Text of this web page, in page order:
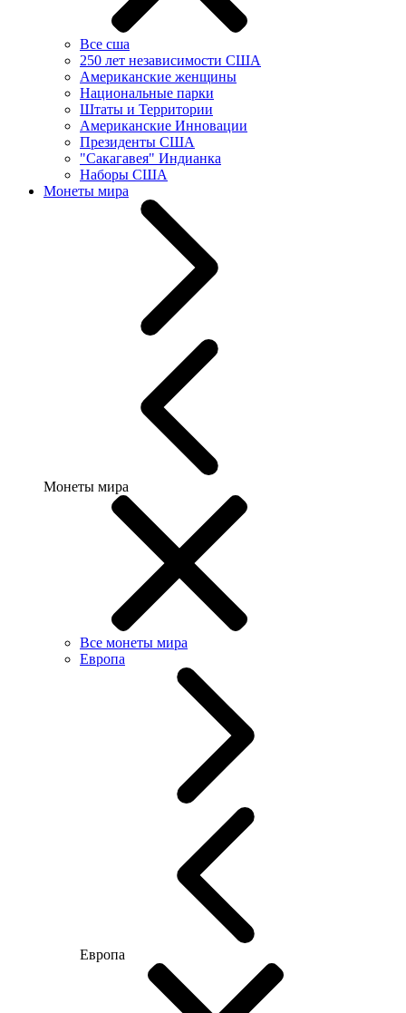
Все сша
250 лет независимости США
Американские женщины
Национальные парки
Штаты и Территории
Американские Инновации
Президенты США
"Сакагавея" Индианка
Наборы США
Монеты мира
Монеты мира
Все монеты мира
Европа
Европа